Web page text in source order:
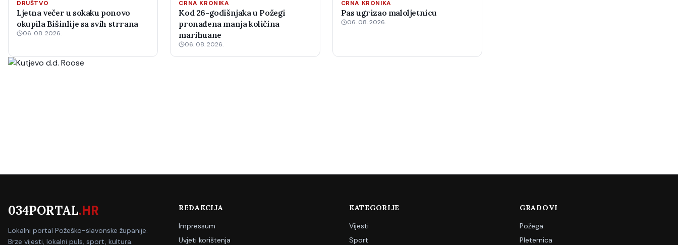
DRUŠTVO
Ljetna večer u sokaku ponovo
okupila Bišinlije sa svih strrana
06. 08. 2026.
CRNA KRONIKA
Kod 26-godišnjaka u Požegi
pronađena manja količina
marihuane
06. 08. 2026.
CRNA KRONIKA
Pas ugrizao maloljetnicu
06. 08. 2026.
034PORTAL.HR
Lokalni portal Požeško-slavonske županije.
Brze vijesti, lokalni puls, sport, kultura.
REDAKCIJA
Impressum
Uvjeti korištenja
KATEGORIJE
Vijesti
Sport
GRADOVI
Požega
Pleternica